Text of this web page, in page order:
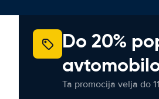
Do 20%
Ta promocija velja do